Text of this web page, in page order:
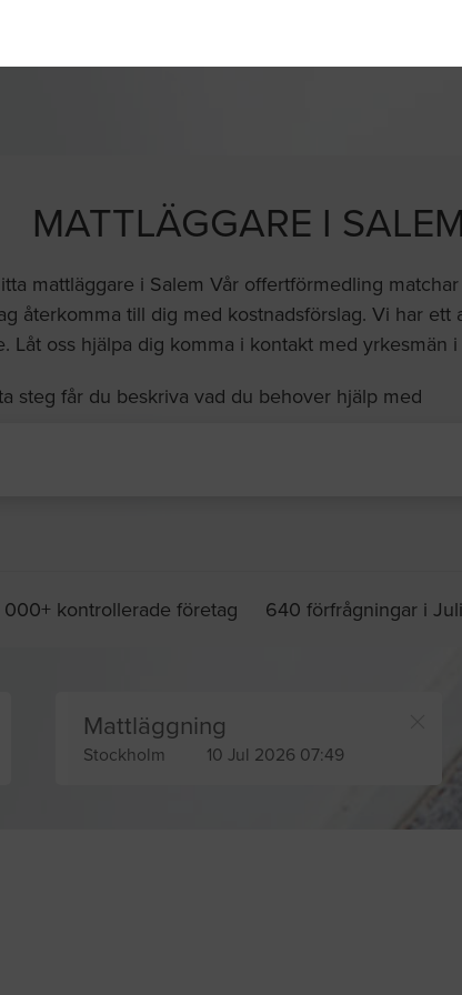
MATTLÄGGARE I SALEM
mattläggare i Salem Vår offertförmedling
återkomma till dig med kostnadsförslag. Vi har
Låt oss hjälpa dig komma i kontakt med yrkesmän
steg får du beskriva vad du behover hjälp med
000+ kontrollerade företag 640 förfrågningar i
Mattläggning
Stockholm 10 Jul 2026 07:49